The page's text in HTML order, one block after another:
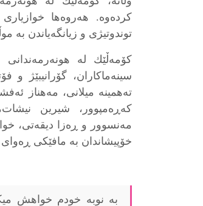
كردەوە. هەروەها خوازيارى
توندوتيژى و زيانگەياندن بە
كۆمەڵێك له
سينەماكاران، گۆرانيبێژ و
تەهمينه ميلانى، مەهناز
كەڕەمپوور، شيرين
مەنسوور و ڕەزا ديقەتى،
خۆپیشاندان بە مافێكى
به نوبه خودم خواهش